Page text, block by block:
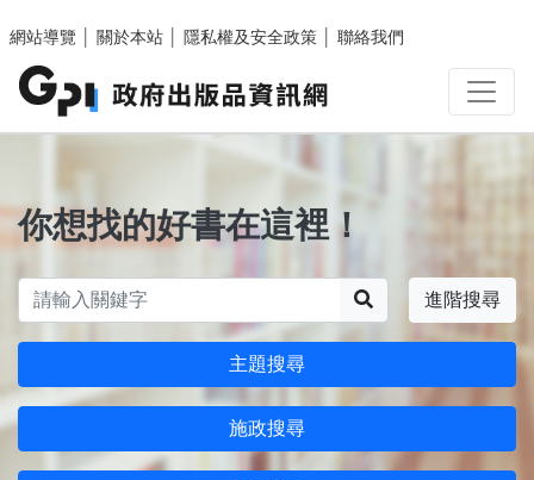
網站導覽
關於本站 隱私權及安全政策 聯絡我們
你想找的好書在這裡！
進階搜尋
主題搜尋
施政搜尋